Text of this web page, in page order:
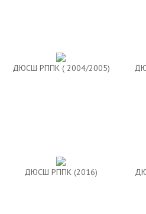
ДЮСШ РППК ( 2004/2005)
ДЮСШ РППК (2016)